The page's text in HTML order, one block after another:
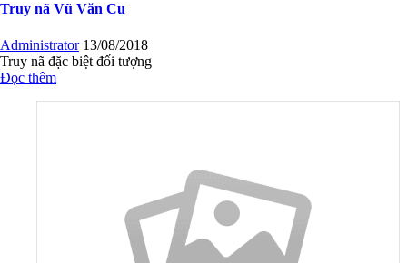
Truy nã Vũ Văn Cu
Administrator 13/08/2018
Truy nã đặc biệt đối tượng
Đọc thêm